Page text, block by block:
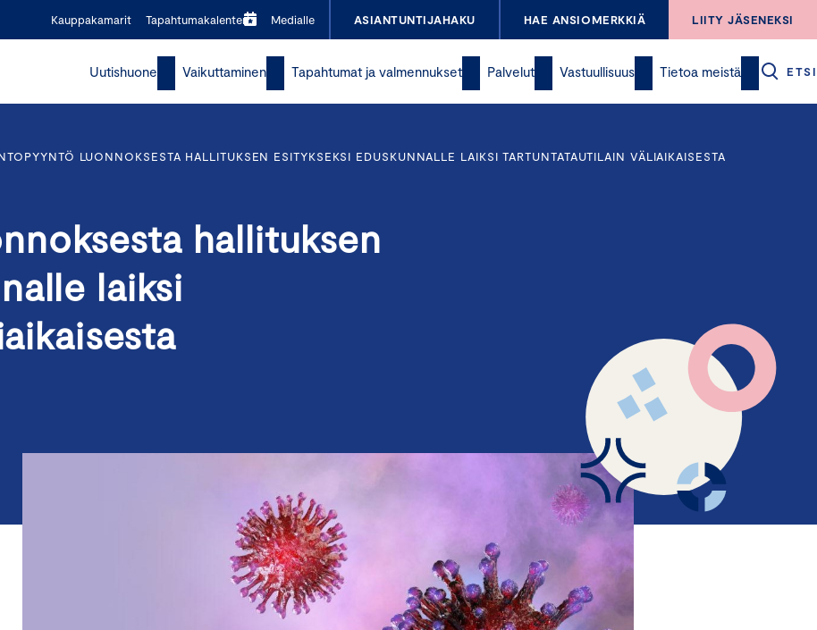
Kauppakamarit Tapahtumakalenteri Medialle ASIANTUNTIJAHAKU HAE ANSIOMERKKIÄ LIITY JÄSENEKSI
Uutishuone Vaikuttaminen Tapahtumat ja valmennukset Palvelut Vastuullisuus Tietoa meistä ETSI
LUONNOKSESTA HALLITUKSEN ESITYKSEKSI EDUSKUNNALLE LAIKSI TARTUNTATAUTILAIN VÄLIAIKAISESTA
hallituksen
laiksi